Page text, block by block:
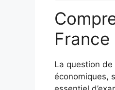
France
La question
économiques,